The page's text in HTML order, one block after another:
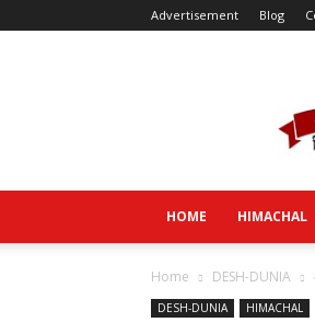
Advertisement Blog
HOME HIMACHAL
Home DESH-DUNIA
DESH-DUNIA HIMACHAL